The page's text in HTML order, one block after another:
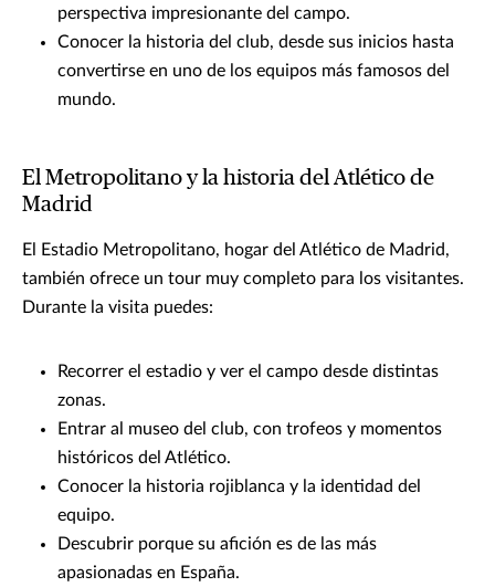
perspectiva impresionante del campo.
Conocer la historia del club, desde sus inicios hasta
convertirse en uno de los equipos más famosos del
mundo.
El Metropolitano y la historia del Atlético de
Madrid
El Estadio Metropolitano, hogar del Atlético de Madrid,
también ofrece un tour muy completo para los visitantes.
Durante la visita puedes:
Recorrer el estadio y ver el campo desde distintas
zonas.
Entrar al museo del club, con trofeos y momentos
históricos del Atlético.
Conocer la historia rojiblanca y la identidad del
equipo.
Descubrir porque su afición es de las más
apasionadas en España.